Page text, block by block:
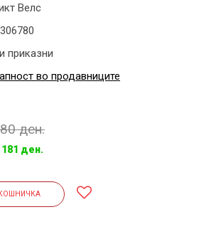
Велс
приказни
во продавниците
ден.
ден.